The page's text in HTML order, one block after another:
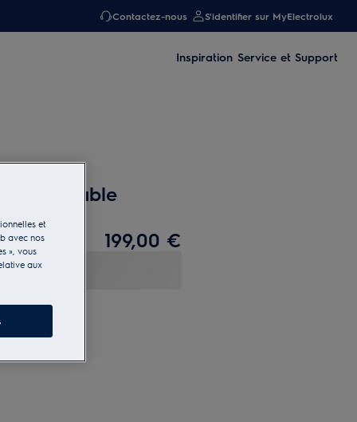
Contactez-nous S'identifier sur MyElectrolux
Inspiration Service et Support
encastrable
199,00 €
et
avec nos
», vous
aux